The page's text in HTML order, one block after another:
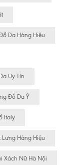
Da Hàng Hiệu
Uy Tín
Đồ Da Ý
Italy
Hàng Hiệu
Xách Nữ Hà Nội